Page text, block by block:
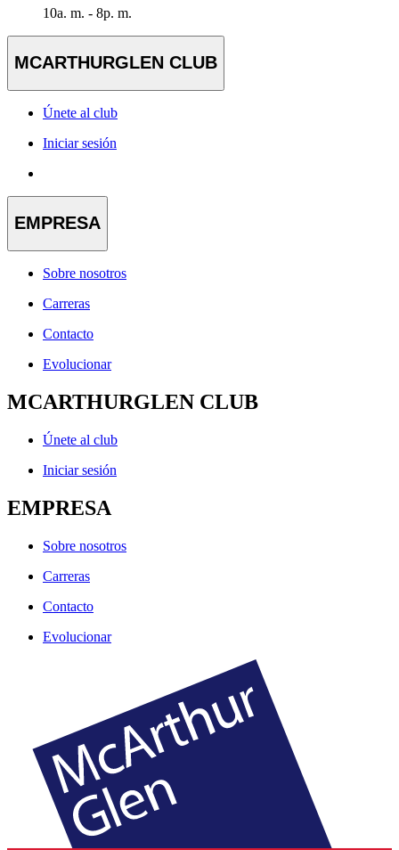
10a. m. - 8p. m.
MCARTHURGLEN CLUB
Únete al club
Iniciar sesión
EMPRESA
Sobre nosotros
Carreras
Contacto
Evolucionar
MCARTHURGLEN CLUB
Únete al club
Iniciar sesión
EMPRESA
Sobre nosotros
Carreras
Contacto
Evolucionar